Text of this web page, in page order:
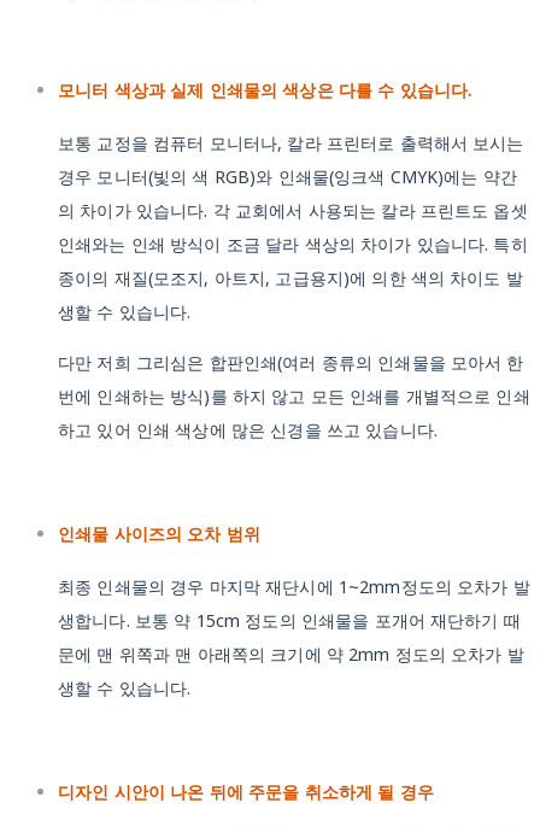
모니터 색상과 실제 인쇄물의 색상은 다를 수 있습니다.
보통 교정을 컴퓨터 모니터나, 칼라 프린터로 출력해서 보시는
경우 모니터(빛의 색 RGB)와 인쇄물(잉크색 CMYK)에는 약간
의 차이가 있습니다. 각 교회에서 사용되는 칼라 프린트도 옵셋
인쇄와는 인쇄 방식이 조금 달라 색상의 차이가 있습니다. 특히
종이의 재질(모조지, 아트지, 고급용지)에 의한 색의 차이도 발
생할 수 있습니다.
다만 저희 그리심은 합판인쇄(여러 종류의 인쇄물을 모아서 한
번에 인쇄하는 방식)를 하지 않고 모든 인쇄를 개별적으로 인쇄
하고 있어 인쇄 색상에 많은 신경을 쓰고 있습니다.
인쇄물 사이즈의 오차 범위
최종 인쇄물의 경우 마지막 재단시에 1~2mm정도의 오차가 발
생합니다. 보통 약 15cm 정도의 인쇄물을 포개어 재단하기 때
문에 맨 위쪽과 맨 아래쪽의 크기에 약 2mm 정도의 오차가 발
생할 수 있습니다.
디자인 시안이 나온 뒤에 주문을 취소하게 될 경우